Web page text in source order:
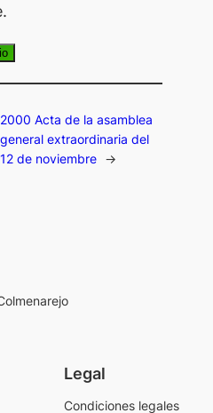
2000 Acta de la asamblea
general extraordinaria del
12 de noviembre →
Legal
Condiciones legales